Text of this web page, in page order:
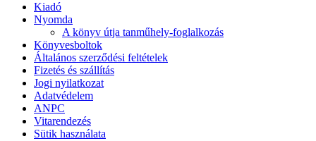
Kiadó
Nyomda
A könyv útja tanműhely-foglalkozás
Könyvesboltok
Általános szerződési feltételek
Fizetés és szállítás
Jogi nyilatkozat
Adatvédelem
ANPC
Vitarendezés
Sütik használata